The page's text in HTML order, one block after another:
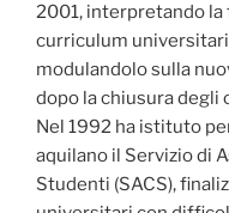
2001, interpretando
curriculum
modulandolo sulla
dopo la chiusura degli
Nel 1992 ha istituto
aquilano il Servizio di
Studenti (SACS),